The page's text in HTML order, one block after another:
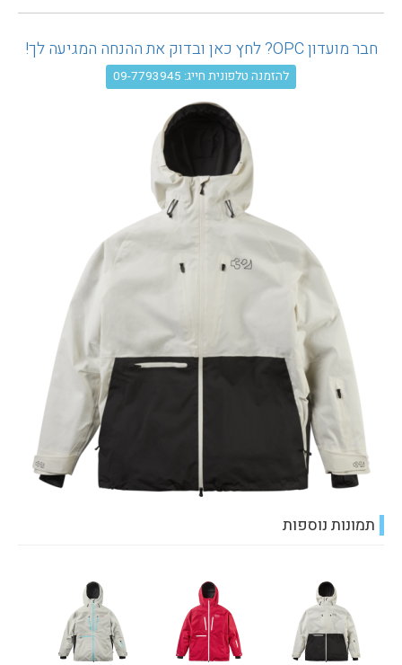
עגלת קניות
תמונות נוספות
חבר מועדון OPC? לחץ כאן ובדוק את ההנחה המגיעה לך!
להזמנה טלפונית חייג: 09-7793945